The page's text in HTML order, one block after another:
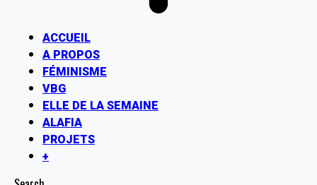
ACCUEIL
A PROPOS
FÉMINISME
VBG
ELLE DE LA SEMAINE
ALAFIA
PROJETS
+